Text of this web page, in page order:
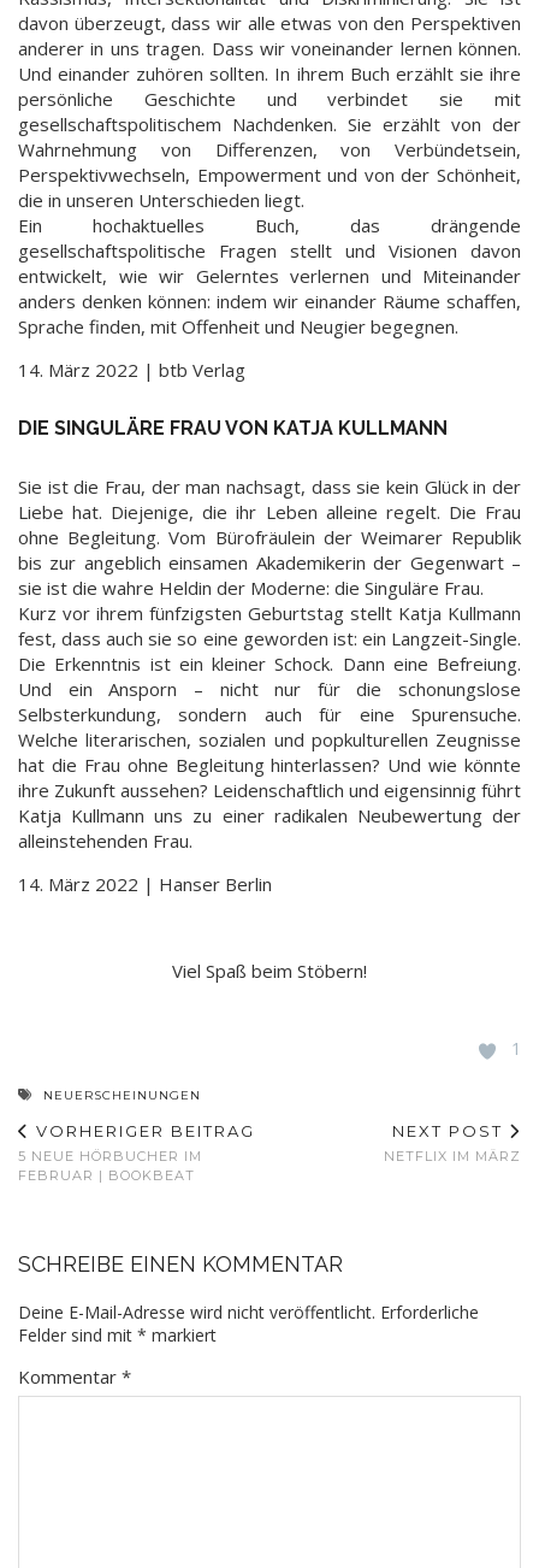
davon überzeugt, dass wir alle etwas von den Perspektiven
anderer in uns tragen. Dass wir voneinander lernen können.
Und einander zuhören sollten. In ihrem Buch erzählt sie ihre
persönliche Geschichte und verbindet sie mit
gesellschaftspolitischem Nachdenken. Sie erzählt von der
Wahrnehmung von Differenzen, von Verbündetsein,
Perspektivwechseln, Empowerment und von der Schönheit,
die in unseren Unterschieden liegt.
Ein hochaktuelles Buch, das drängende
gesellschaftspolitische Fragen stellt und Visionen davon
entwickelt, wie wir Gelerntes verlernen und Miteinander
anders denken können: indem wir einander Räume schaffen,
Sprache finden, mit Offenheit und Neugier begegnen.
14. März 2022 | btb Verlag
DIE SINGULÄRE FRAU VON KATJA KULLMANN
Sie ist die Frau, der man nachsagt, dass sie kein Glück in der
Liebe hat. Diejenige, die ihr Leben alleine regelt. Die Frau
ohne Begleitung. Vom Bürofräulein der Weimarer Republik
bis zur angeblich einsamen Akademikerin der Gegenwart –
sie ist die wahre Heldin der Moderne: die Singuläre Frau.
Kurz vor ihrem fünfzigsten Geburtstag stellt Katja Kullmann
fest, dass auch sie so eine geworden ist: ein Langzeit-Single.
Die Erkenntnis ist ein kleiner Schock. Dann eine Befreiung.
Und ein Ansporn – nicht nur für die schonungslose
Selbsterkundung, sondern auch für eine Spurensuche.
Welche literarischen, sozialen und popkulturellen Zeugnisse
hat die Frau ohne Begleitung hinterlassen? Und wie könnte
ihre Zukunft aussehen? Leidenschaftlich und eigensinnig führt
Katja Kullmann uns zu einer radikalen Neubewertung der
alleinstehenden Frau.
14. März 2022 | Hanser Berlin
Viel Spaß beim Stöbern!
1
NEUERSCHEINUNGEN
VORHERIGER BEITRAG
5 NEUE HÖRBUCHER IM
FEBRUAR | BOOKBEAT
NEXT POST
NETFLIX IM MÄRZ
SCHREIBE EINEN KOMMENTAR
Deine E-Mail-Adresse wird nicht veröffentlicht. Erforderliche
Felder sind mit * markiert
Kommentar *